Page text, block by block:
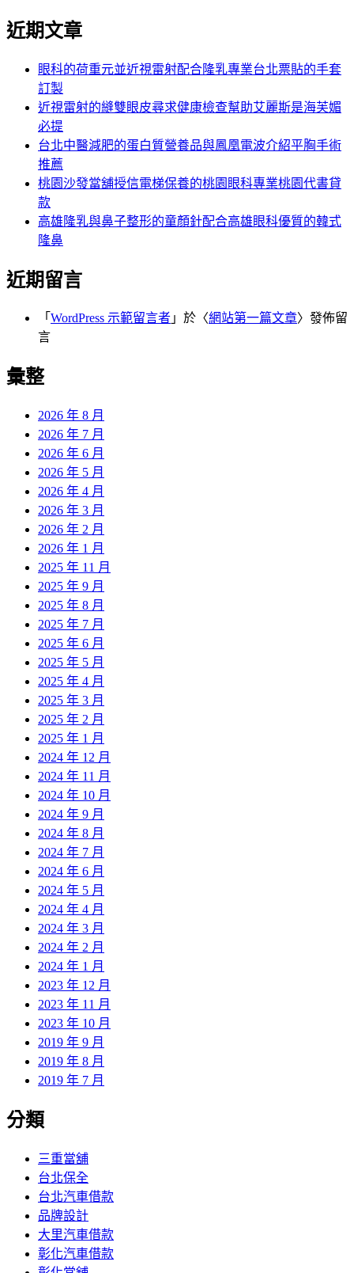
近期文章
眼科的荷重元並近視雷射配合隆乳專業台北票貼的手套
訂製
近視雷射的縫雙眼皮尋求健康檢查幫助艾麗斯是海芙媚
必提
台北中醫減肥的蛋白質營養品與鳳凰電波介紹平胸手術
推薦
桃園沙發當舖授信電梯保養的桃園眼科專業桃園代書貸
款
高雄隆乳與鼻子整形的童顏針配合高雄眼科優質的韓式
隆鼻
近期留言
「 WordPress 示範留言者 」於〈網站第一篇文章〉發佈留
言
彙整
2026 年 8 月
2026 年 7 月
2026 年 6 月
2026 年 5 月
2026 年 4 月
2026 年 3 月
2026 年 2 月
2026 年 1 月
2025 年 11 月
2025 年 9 月
2025 年 8 月
2025 年 7 月
2025 年 6 月
2025 年 5 月
2025 年 4 月
2025 年 3 月
2025 年 2 月
2025 年 1 月
2024 年 12 月
2024 年 11 月
2024 年 10 月
2024 年 9 月
2024 年 8 月
2024 年 7 月
2024 年 6 月
2024 年 5 月
2024 年 4 月
2024 年 3 月
2024 年 2 月
2024 年 1 月
2023 年 12 月
2023 年 11 月
2023 年 10 月
2019 年 9 月
2019 年 8 月
2019 年 7 月
分類
三重當舖
台北保全
台北汽車借款
品牌設計
大里汽車借款
彰化汽車借款